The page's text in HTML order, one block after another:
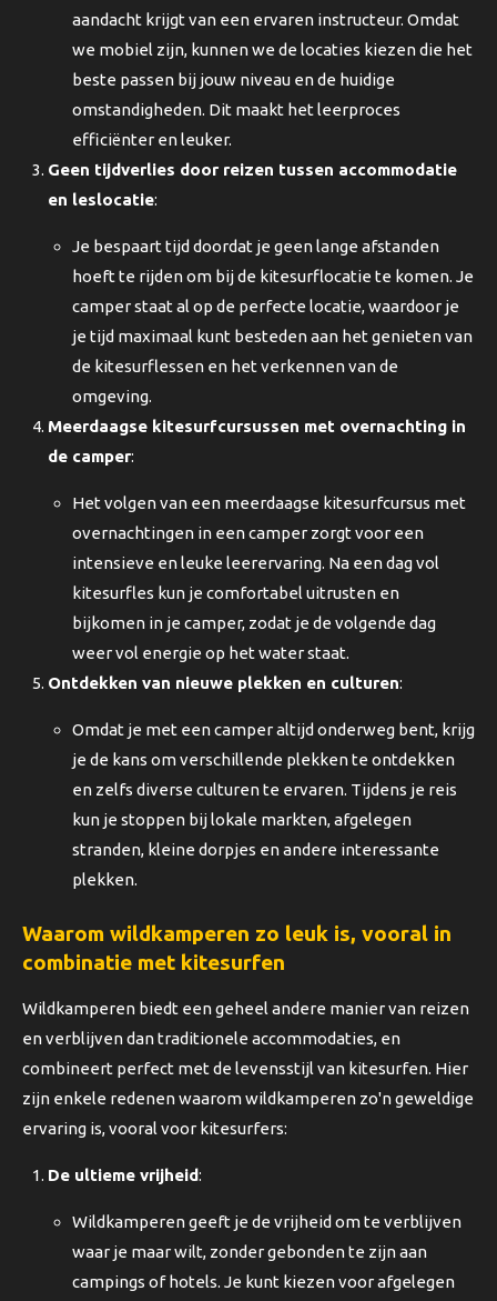
aandacht krijgt van een ervaren instructeur. Omdat
we mobiel zijn, kunnen we de locaties kiezen die het
beste passen bij jouw niveau en de huidige
omstandigheden. Dit maakt het leerproces
efficiënter en leuker.
Geen tijdverlies door reizen tussen accommodatie
en leslocatie:
Je bespaart tijd doordat je geen lange afstanden
hoeft te rijden om bij de kitesurflocatie te komen. Je
camper staat al op de perfecte locatie, waardoor je
je tijd maximaal kunt besteden aan het genieten van
de kitesurflessen en het verkennen van de
omgeving.
Meerdaagse kitesurfcursussen met overnachting in
de camper:
Het volgen van een meerdaagse kitesurfcursus met
overnachtingen in een camper zorgt voor een
intensieve en leuke leerervaring. Na een dag vol
kitesurfles kun je comfortabel uitrusten en
bijkomen in je camper, zodat je de volgende dag
weer vol energie op het water staat.
Ontdekken van nieuwe plekken en culturen:
Omdat je met een camper altijd onderweg bent, krijg
je de kans om verschillende plekken te ontdekken
en zelfs diverse culturen te ervaren. Tijdens je reis
kun je stoppen bij lokale markten, afgelegen
stranden, kleine dorpjes en andere interessante
plekken.
Waarom wildkamperen zo leuk is, vooral in
combinatie met kitesurfen
Wildkamperen biedt een geheel andere manier van reizen
en verblijven dan traditionele accommodaties, en
combineert perfect met de levensstijl van kitesurfen. Hier
zijn enkele redenen waarom wildkamperen zo'n geweldige
ervaring is, vooral voor kitesurfers:
De ultieme vrijheid:
Wildkamperen geeft je de vrijheid om te verblijven
waar je maar wilt, zonder gebonden te zijn aan
campings of hotels. Je kunt kiezen voor afgelegen